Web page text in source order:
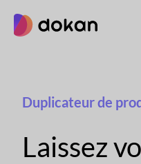
Duplicateur de
Laissez